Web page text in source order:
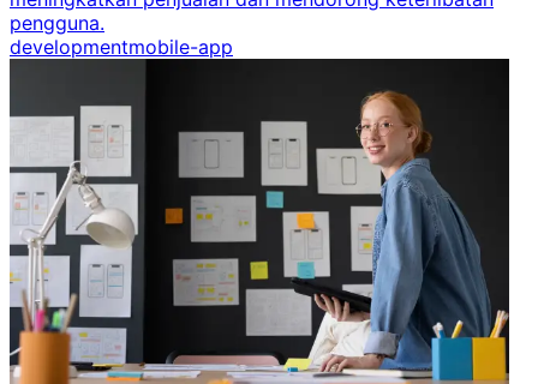
pengguna.
developmentmobile-app